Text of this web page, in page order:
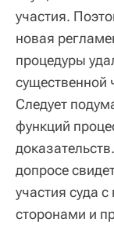
участия.
новая
процедуры
существенной
Следует
функций
допросе
участия суда
сторонами и